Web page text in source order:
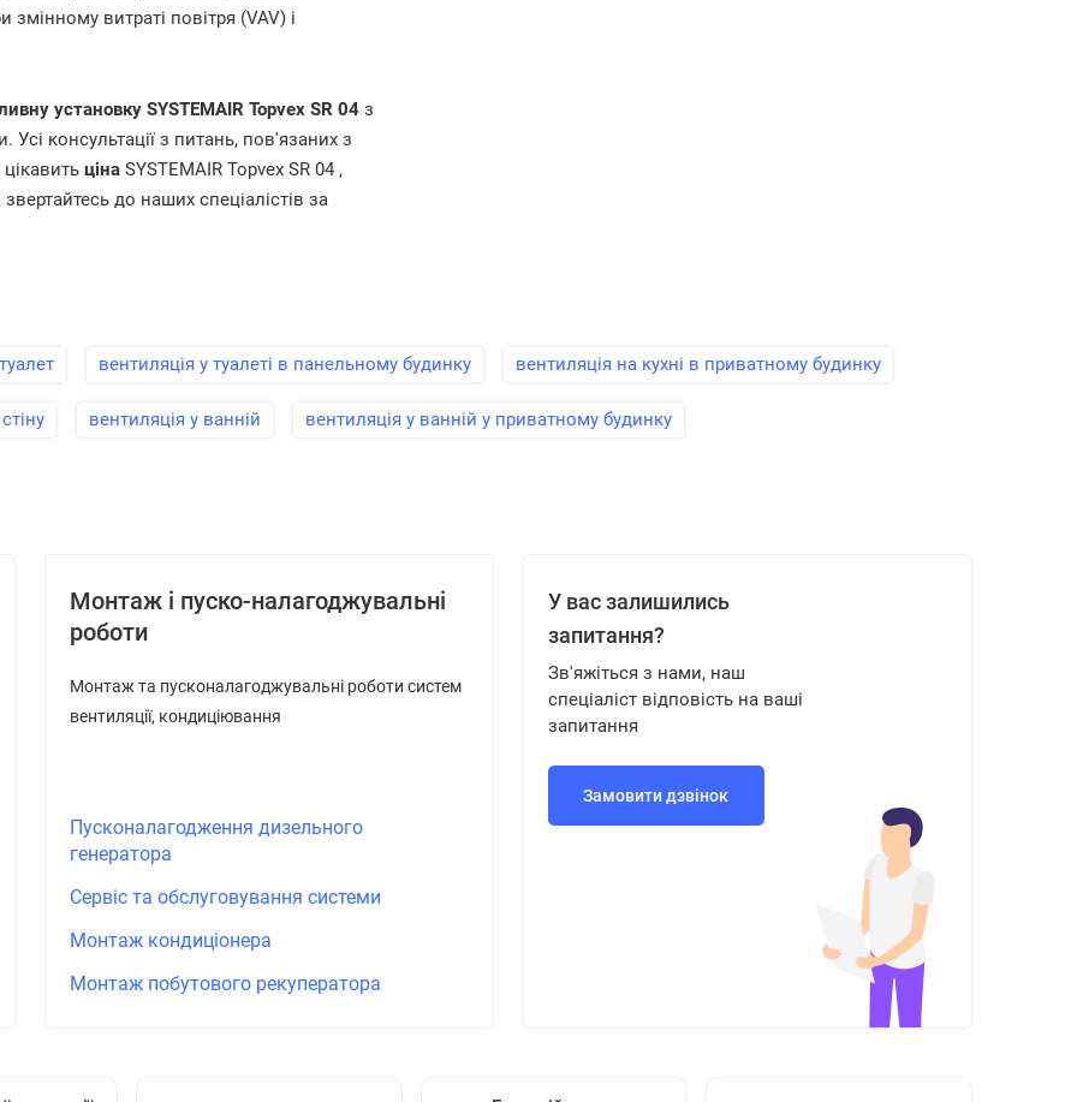
змінному витраті повітря (VAV) і
установку SYSTEMAIR Topvex SR 04 з
консультації з питань, пов'язаних з
ціна SYSTEMAIR Topvex SR 04 ,
до наших спеціалістів за
вентиляція у туалеті в панельному будинку вентиляція на кухні в приватному будинку
вентиляція у ванній вентиляція у ванній у приватному будинку
Монтаж і пуско-налагоджувальні
роботи
Монтаж та пусконалагоджувальні роботи систем
вентиляції, кондиціювання
Пусконалагодження дизельного
генератора
Сервіс та обслуговування системи
Монтаж кондиціонера
Монтаж побутового рекуператора
У вас залишились
запитання?
Зв'яжіться з нами, наш
спеціаліст відповість на ваші
запитання
Замовити дзвінок